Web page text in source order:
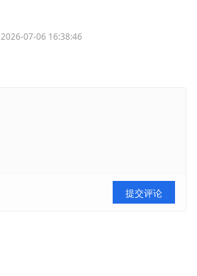
2026-07-06 16:38:46
提交评论